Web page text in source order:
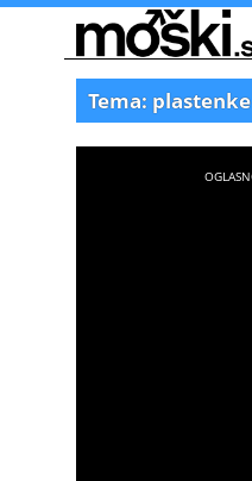
Tema: plastenke